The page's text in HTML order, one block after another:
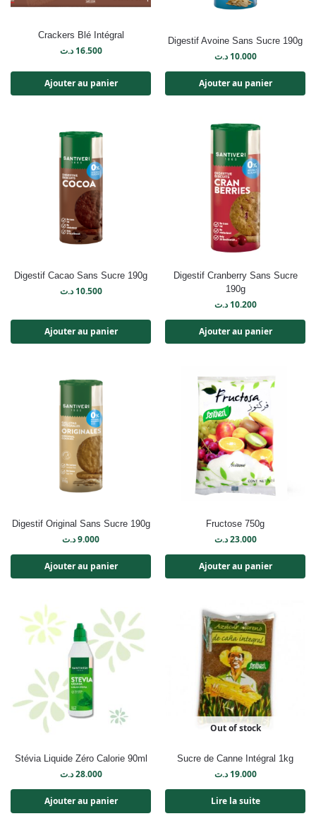
Crackers Blé Intégral
16.500 د.ت
Ajouter au panier
Digestif Avoine Sans Sucre 190g
10.000 د.ت
Ajouter au panier
Digestif Cacao Sans Sucre 190g
10.500 د.ت
Ajouter au panier
Digestif Cranberry Sans Sucre
190g
10.200 د.ت
Ajouter au panier
Digestif Original Sans Sucre 190g
9.000د.ت
Ajouter au panier
Fructose 750g
23.000 د.ت
Ajouter au panier
Stévia Liquide Zéro Calorie 90ml
28.000 د.ت
Ajouter au panier
Out of stock
Sucre de Canne Intégral 1kg
19.000 د.ت
Lire la suite